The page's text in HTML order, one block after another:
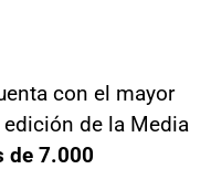
con el mayor
de la Media
de 7.000